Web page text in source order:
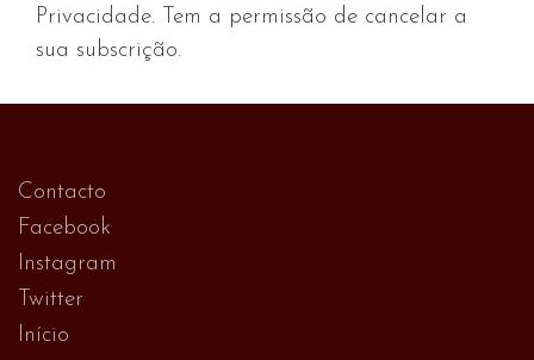
Privacidade. Tem a permissão de cancelar a
sua subscrição.
Contacto
Facebook
Instagram
Twitter
Início